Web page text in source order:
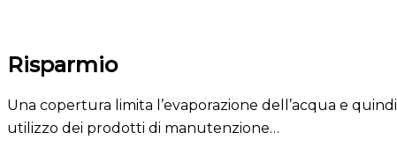
Risparmio
Una copertura limita l’evaporazione dell’acqua e
utilizzo dei prodotti di manutenzione…